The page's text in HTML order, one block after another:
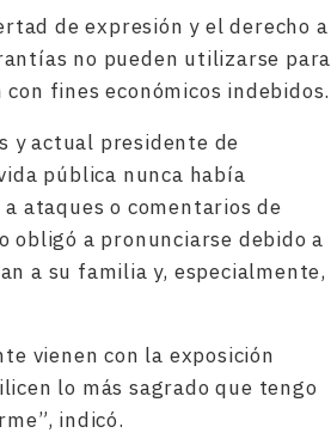
de expresión y el derecho a
no pueden utilizarse para
fines económicos indebidos.
y actual presidente de
pública nunca había
ataques o comentarios de
obligó a pronunciarse debido a
a su familia y, especialmente,
vienen con la exposición
lo más sagrado que tengo
indicó.